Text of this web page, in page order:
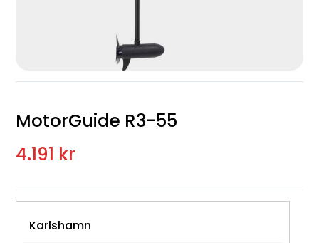
MotorGuide R3-55
4.191 kr
Karlshamn